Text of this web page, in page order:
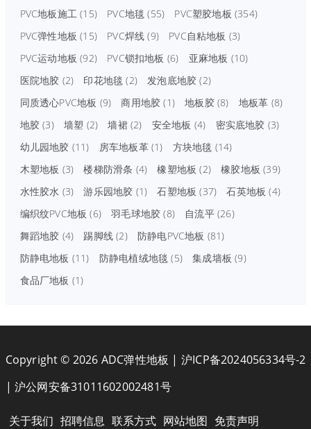
PVC地板施工(15) PVC地毯 (55) PVC塑胶地板 (354)
PVC弹性地板 (15) PVC焊线 (9) PVC自粘地板 (3)
PVC运动地板 (92) PVC锁扣地板 (6) 亚麻地板 (10)
医院地胶 (2) 印花地毯 (2) 发泡底地胶 (2)
同质透心PVC地板 (9) 商用地胶 (1) 地板胶(8) 地板革 (8)
地胶(3) 墙塑 (2) 墙裙(2) 安全地板 (4) 密实底地胶 (3)
幼儿园地胶 (11) 房车地板革(1) 方块地毯 (14)
木塑地板 (3) 楼梯防滑条 (4) 橡塑地板 (2) 橡胶地板 (39)
水性胶水 (3) 游乐园地胶 (1) 石塑地板 (37) 石英地板 (4)
编织纹PVC地板 (6) 羽毛球地胶 (8) 自流平(26)
舞蹈地胶 (4) 踢脚线(2) 防静电PVC地板 (81)
防静电地板 (11) 防静电植绒地毯 (5) 集成墙板 (9)
食品厂地板 (1)
Copyright © 2026 ADC弹性地板 | 沪ICP备2024056334号-2
| 沪公网安备31011602002481号
关于我们 招聘信息 联系方式 网站地图 免责声明